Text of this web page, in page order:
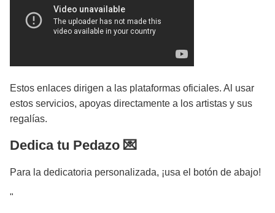
Estos enlaces dirigen a las plataformas oficiales. Al usar
estos servicios, apoyas directamente a los artistas y sus
regalías.
Dedica tu Pedazo 💌
Para la dedicatoria personalizada, ¡usa el botón de abajo!
"